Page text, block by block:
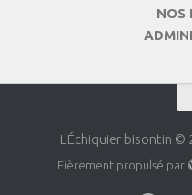
NOS
L'Échiquier bisontin ©
Fièrement propulsé par